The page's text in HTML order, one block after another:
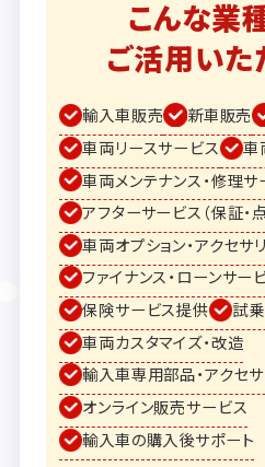
こんな業
ご活用いた
輸入車販売 新車販売
車両リースサービス
車
車両メンテナンス・修理サ
アフターサービス（保証・
車両オプション・アクセサ
ファイナンス・ローンサー
保険サービス提供
試
車両カスタマイズ・改造
輸入車専用部品・アクセ
オンライン販売サービス
輸入車の購入後サポート